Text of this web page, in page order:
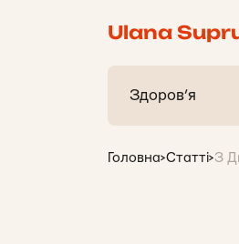
Ulana
Здоров’я
Головна>Статті>З